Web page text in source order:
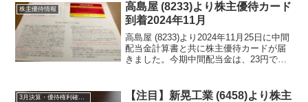
株主優待情報
高島屋 (8233)より株主優待カード
到着2024年11月
高島屋 (8233)より2024年11月25日に中間
配当金計算書と共に株主優待カードが届
きました。今期中間配当金は、23円でし
単にご紹介いたします。高島屋 (...
【注目】新晃工業 (6458)より株主